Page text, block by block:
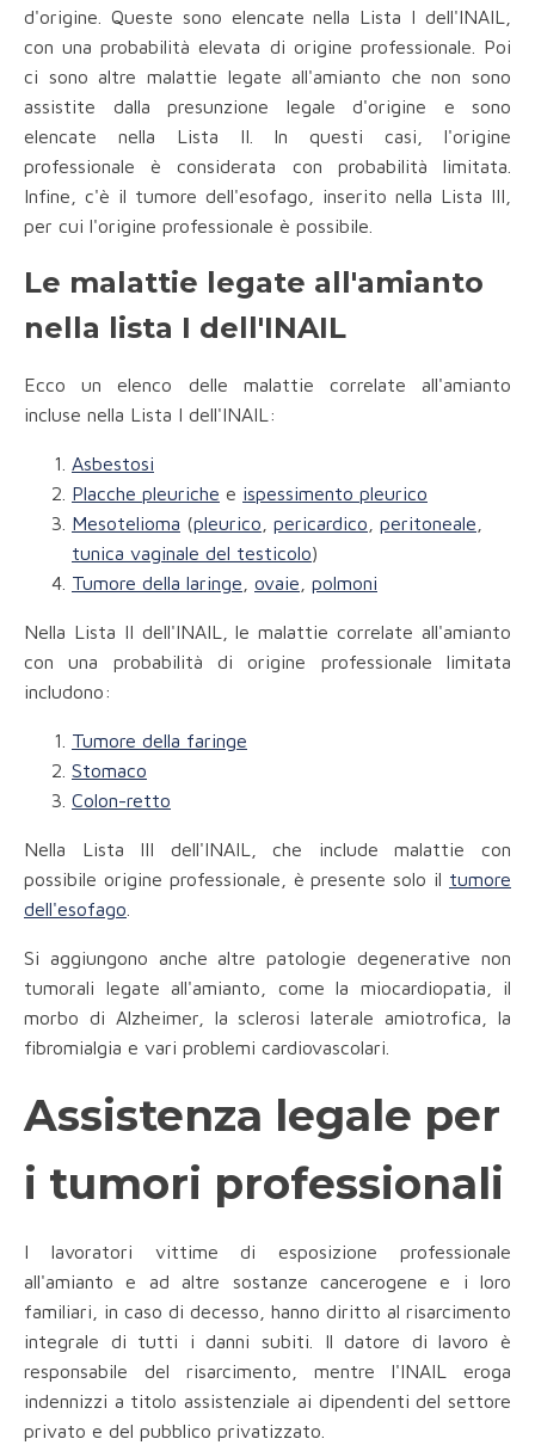
d'origine. Queste sono elencate nella Lista I dell'INAIL,
con una probabilità elevata di origine professionale. Poi
ci sono altre malattie legate all'amianto che non sono
assistite dalla presunzione legale d'origine e sono
elencate nella Lista II. In questi casi, l'origine
professionale è considerata con probabilità limitata.
Infine, c'è il tumore dell'esofago, inserito nella Lista III,
per cui l'origine professionale è possibile.
Le malattie legate all'amianto
nella lista I dell'INAIL
Ecco un elenco delle malattie correlate all'amianto
incluse nella Lista I dell'INAIL:
Asbestosi
Placche pleuriche e ispessimento pleurico
Mesotelioma (pleurico pericardico peritoneale
tunica vaginale del testicolo)
Tumore della laringe
ovaie polmoni
Nella Lista II dell'INAIL, le malattie correlate all'amianto
con una probabilità di origine professionale limitata
includono:
Tumore della faringe
Stomaco
Colon-retto
Nella Lista III dell'INAIL, che include malattie con
possibile origine professionale, è presente solo il tumore
dell'esofago
Si aggiungono anche altre patologie degenerative non
tumorali legate all'amianto, come la miocardiopatia, il
morbo di Alzheimer, la sclerosi laterale amiotrofica, la
fibromialgia e vari problemi cardiovascolari.
Assistenza legale per
i tumori professionali
I lavoratori vittime di esposizione professionale
all'amianto e ad altre sostanze cancerogene e i loro
familiari, in caso di decesso, hanno diritto al risarcimento
integrale di tutti i danni subiti. Il datore di lavoro è
responsabile del risarcimento, mentre l'INAIL eroga
indennizzi a titolo assistenziale ai dipendenti del settore
privato e del pubblico privatizzato.